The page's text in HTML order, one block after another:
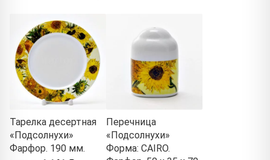
Тарелка десертная
«Подсолнухи»
Фарфор. 190 мм.
Перечница
«Подсолнухи»
Форма: CAIRO.